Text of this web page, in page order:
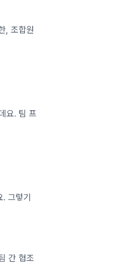
, 조합원
요. 팀 프
그렇기
간 협조